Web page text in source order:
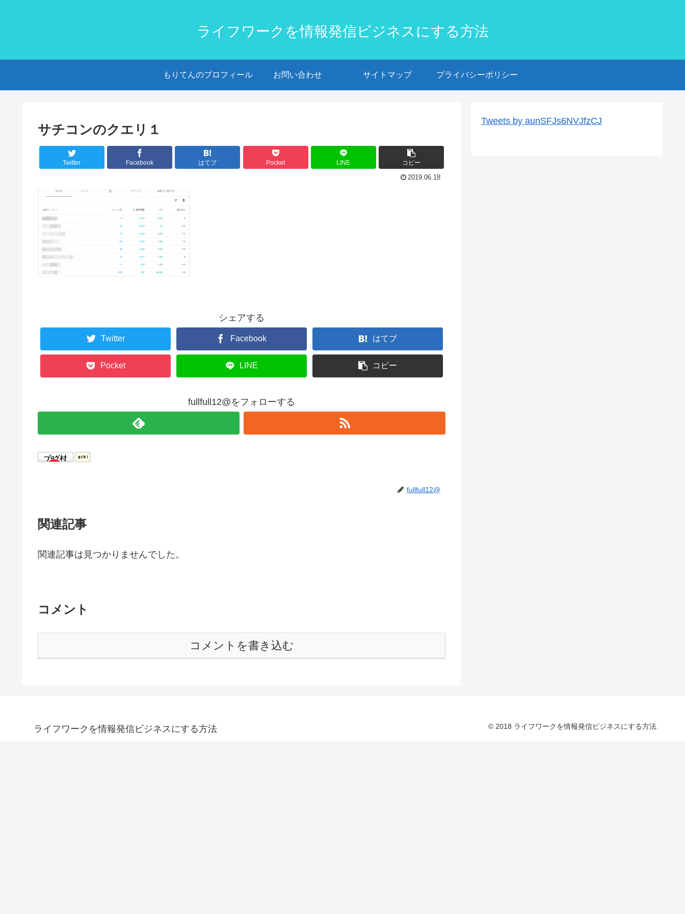
ライフワークを情報発信ビジネスにする方法
もりてんのプロフィール お問い合わせ サイトマップ プライバシーポリシー
サチコンのクエリ１
Twitter Facebook はてブ Pocket LINE コピー
2019.06.18
シェアする
Twitter Facebook はてブ
Pocket LINE コピー
fullfull12@をフォローする
fullfull12@
関連記事
関連記事は見つかりませんでした。
コメント
コメントを書き込む
Tweets by aunSFJs6NVJfzCJ
ライフワークを情報発信ビジネスにする方法 © 2018 ライフワークを情報発信ビジネスにする方法.